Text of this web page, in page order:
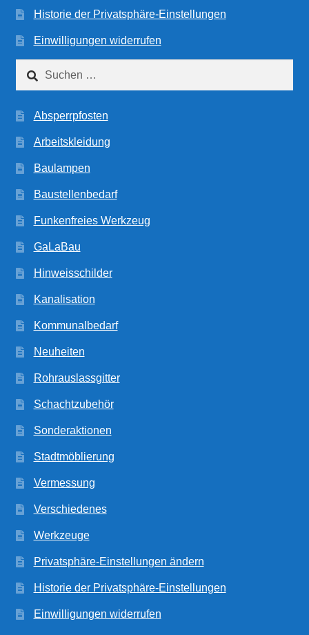
Historie der Privatsphäre-Einstellungen
Einwilligungen widerrufen
nach:
Absperrpfosten
Arbeitskleidung
Baulampen
Baustellenbedarf
Funkenfreies Werkzeug
GaLaBau
Hinweisschilder
Kanalisation
Kommunalbedarf
Neuheiten
Rohrauslassgitter
Schachtzubehör
Sonderaktionen
Stadtmöblierung
Vermessung
Verschiedenes
Werkzeuge
Privatsphäre-Einstellungen ändern
Historie der Privatsphäre-Einstellungen
Einwilligungen widerrufen